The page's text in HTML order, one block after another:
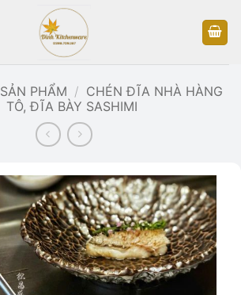
SẢN PHẨM / CHÉN ĐĨA NHÀ HÀNG
TÔ, ĐĨA BÀY SASHIMI